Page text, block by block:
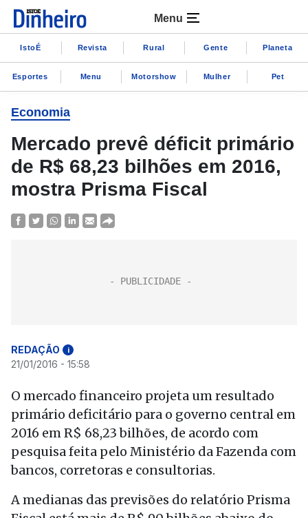
Menu
IstoÉ Revista Rural Gente Planeta
Esportes Menu Motorshow Mulher Pet
Economia
Mercado prevê déficit primário
de R$ 68,23 bilhões em 2016,
mostra Prisma Fiscal
REDAÇÃO i
21/01/2016 - 15:58
O mercado financeiro projeta um resultado
primário deficitário para o governo central em
2016 em R$ 68,23 bilhões, de acordo com
pesquisa feita pelo Ministério da Fazenda com
bancos, corretoras e consultorias.
A medianas das previsões do relatório Prisma